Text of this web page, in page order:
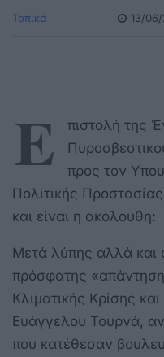
Τοπικά 13/
Ε
πιστολή της
προς τον
Πολιτικής
και είναι η ακόλουθη:
Μετά λύπης αλλά και
πρόσφατης
Κλιματικής Κρίσης
Ευάγγελου Τουρνά,
που κατέθεσαν